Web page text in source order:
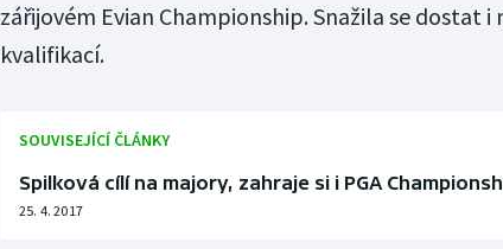
zářijovém Evian Championship. Snažila se dostat i
kvalifikací.
SOUVISEJÍCÍ ČLÁNKY
Spilková cílí na majory, zahraje si i PGA
25. 4. 2017